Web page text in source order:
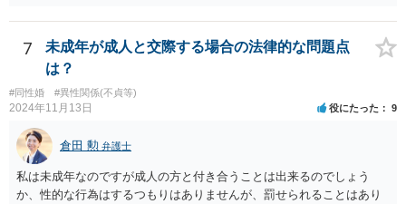
7
未成年が成人と交際する場合の法律的な問題点
は？
#同性婚 #異性関係(不貞等)
2024年11月13日 役にたった 9
倉田 勲 弁護士
私は未成年なのですが成人の方と付き合うことは出来るのでしょう
か、性的な行為はするつもりはありませんが、罰せられることはあり